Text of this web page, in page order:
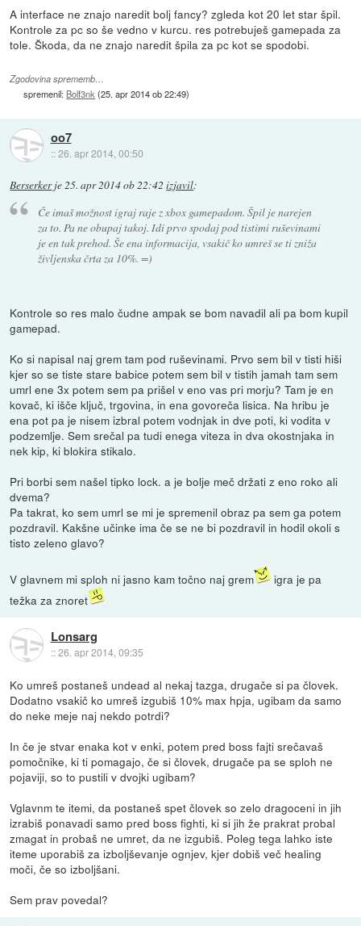
A interface ne znajo naredit bolj fancy? zgleda kot 20 let star špil.
Kontrole za pc so še vedno v kurcu. res potrebuješ gamepada za
tole. Škoda, da ne znajo naredit špila za pc kot se spodobi.
Zgodovina sprememb…
spremenil: Bolf3nk (25. apr 2014 ob 22:49)
oo7
::26. apr 2014, 00:50
Berserkerje25. apr 2014 ob 22:42 izjavil:
Če imaš možnost igraj raje z xbox gamepadom. Špil je narejen
za to. Pa ne obupaj takoj. Idi prvo spodaj pod tistimi ruševinami
je en tak prehod. Še ena informacija, vsakič ko umreš se ti zniža
življenska črta za 10%. =)
Kontrole so res malo čudne ampak se bom navadil ali pa bom kupil
gamepad.
Ko si napisal naj grem tam pod ruševinami. Prvo sem bil v tisti hiši
kjer so se tiste stare babice potem sem bil v tistih jamah tam sem
umrl ene 3x potem sem pa prišel v eno vas pri morju? Tam je en
kovač, ki išče ključ, trgovina, in ena govoreča lisica. Na hribu je
ena pot pa je nisem izbral potem vodnjak in dve poti, ki vodita v
podzemlje. Sem srečal pa tudi enega viteza in dva okostnjaka in
nek kip, ki blokira stikalo.
Pri borbi sem našel tipko lock. a je bolje meč držati z eno roko ali
dvema?
Pa takrat, ko sem umrl se mi je spremenil obraz pa sem ga potem
pozdravil. Kakšne učinke ima če se ne bi pozdravil in hodil okoli s
tisto zeleno glavo?
V glavnem mi sploh ni jasno kam točno naj grem
igra je pa
težka za znoret
Lonsarg
::26. apr 2014, 09:35
Ko umreš postaneš undead al nekaj tazga, drugače si pa človek.
Dodatno vsakič ko umreš izgubiš 10% max hpja, ugibam da samo
do neke meje naj nekdo potrdi?
In če je stvar enaka kot v enki, potem pred boss fajti srečavaš
pomočnike, ki ti pomagajo, če si človek, drugače pa se sploh ne
pojaviji, so to pustili v dvojki ugibam?
Vglavnm te itemi, da postaneš spet človek so zelo dragoceni in jih
izrabiš ponavadi samo pred boss fighti, ki si jih že prakrat probal
zmagat in probaš ne umret, da ne izgubiš. Poleg tega lahko iste
iteme uporabiš za izboljševanje ognjev, kjer dobiš več healing
moči, če so izboljšani.
Sem prav povedal?